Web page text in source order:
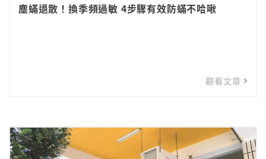
塵蟎退散！換季頻過敏 4步驟有效防蟎不哈啾
觀看文章